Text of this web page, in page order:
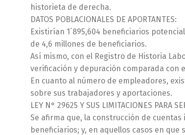
historieta de derecha.
DATOS POBLACIONALES DE APORTANTES:
Existirían 1´895,604 beneficiarios
de 4,6 millones de beneficiarios.
Así mismo, con el Registro de Historia
verificación y depuración comparada con
En cuanto al número de empleadores,
sobre sus trabajadores y aportaciones.
LEY N° 29625 Y SUS LIMITACIONES PARA
Se afirma que, la construcción de
beneficiarios; y, en aquellos casos en